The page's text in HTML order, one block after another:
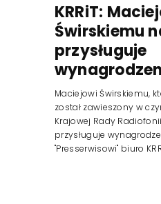
KRRiT:
Świrskiemu
przysługuje
Maciejowi Świrskiemu,
został zawieszony w
Krajowej Rady
przysługuje
"Presserwisowi" biuro